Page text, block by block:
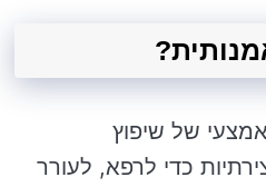
של שיפוץ
כדי לרפא, לעורר